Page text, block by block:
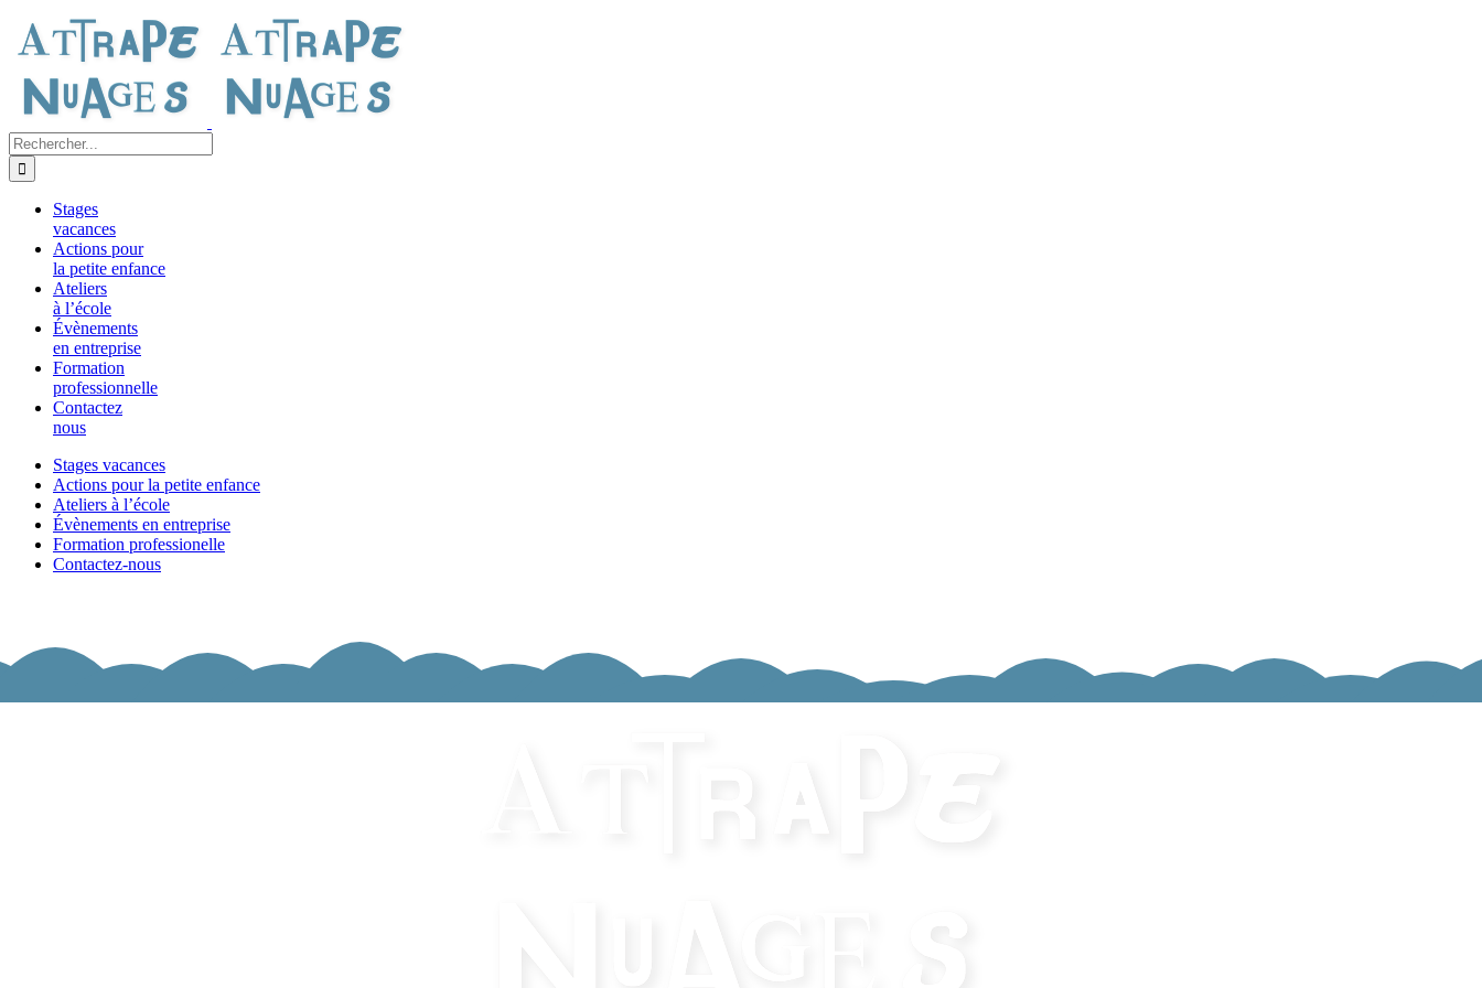
contenu
Rechercher:
Stages
vacances
Actions pour
la petite enfance
Ateliers
à l’école
Évènements
en entreprise
Formation
professionnelle
Contactez
nous
Stages vacances
Actions pour la petite enfance
Ateliers à l’école
Évènements en entreprise
Formation professionelle
Contactez-nous